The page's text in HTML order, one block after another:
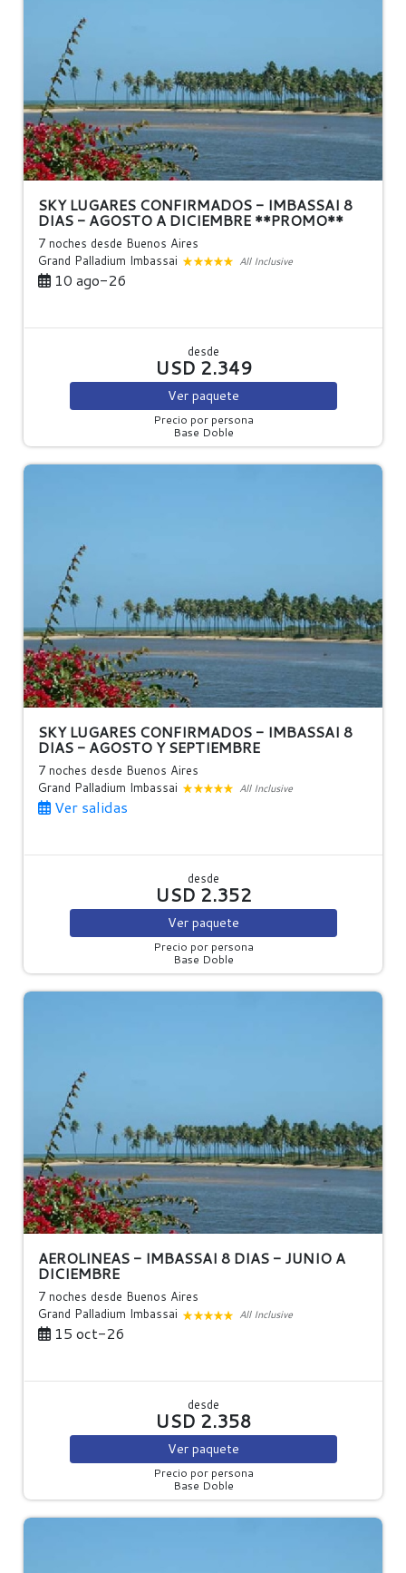
SKY LUGARES CONFIRMADOS - IMBASSAI 8
DIAS - AGOSTO A DICIEMBRE **PROMO**
7 noches desde Buenos Aires
Grand Palladium Imbassai
All Inclusive
10 ago-26
desde
USD 2.349
Ver paquete
Precio por persona
Base Doble
SKY LUGARES CONFIRMADOS - IMBASSAI 8
DIAS - AGOSTO Y SEPTIEMBRE
7 noches desde Buenos Aires
Grand Palladium Imbassai
All Inclusive
Ver salidas
desde
USD 2.352
Ver paquete
Precio por persona
Base Doble
AEROLINEAS - IMBASSAI 8 DIAS - JUNIO A
DICIEMBRE
7 noches desde Buenos Aires
Grand Palladium Imbassai
All Inclusive
15 oct-26
desde
USD 2.358
Ver paquete
Precio por persona
Base Doble